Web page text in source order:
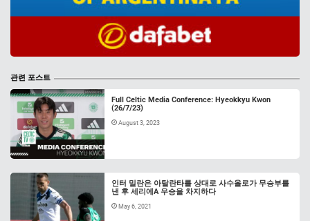
관련 포스트
Full Celtic Media Conference: Hyeokkyu Kwon
(26/7/23)
August 3, 2023
인터 밀란은 아탈란타를 상대로 사수올로가 무승부를
낸 후 세리에A 우승을 차지하다
May 6, 2021